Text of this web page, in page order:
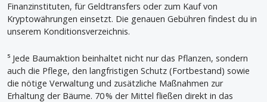
Finanzinstituten, für Geldtransfers oder zum Kauf von
Kryptowährungen einsetzt. Die genauen Gebühren findest du in
unserem Konditionsverzeichnis.
⁵ Jede Baumaktion beinhaltet nicht nur das Pflanzen, sondern
auch die Pflege, den langfristigen Schutz (Fortbestand) sowie
die nötige Verwaltung und zusätzliche Maßnahmen zur
Erhaltung der Bäume. 70 % der Mittel fließen direkt in das